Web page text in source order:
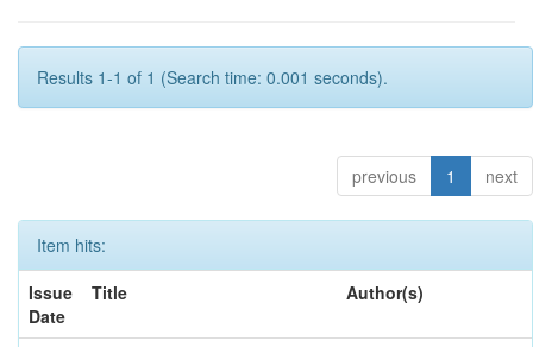
Results 1-1 of 1 (Search time: 0.001 seconds).
previous 1 next
Item hits:
Issue
Date
Title Author(s)